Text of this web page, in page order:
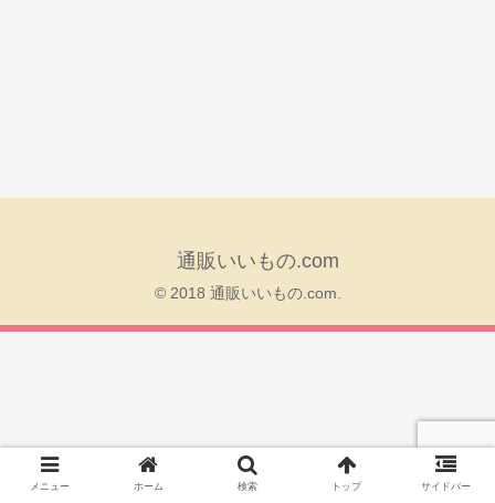
通販いいもの.com
© 2018 通販いいもの.com.
メニュー ホーム 検索 トップ サイドバー